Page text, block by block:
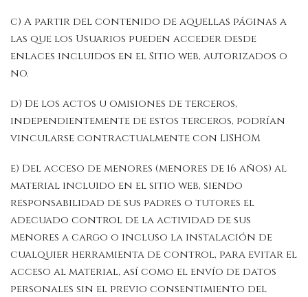
c) A partir del contenido de aquellas páginas a
las que los Usuarios pueden acceder desde
enlaces incluidos en el Sitio web, autorizados o
no.
d) De los actos u omisiones de terceros,
independientemente de estos terceros, podrían
vincularse contractualmente con LISHOM
e) Del acceso de menores (menores de 16 años) al
material incluido en el sitio web, siendo
responsabilidad de sus padres o tutores el
adecuado control de la actividad de sus
menores a cargo o incluso la instalación de
cualquier herramienta de control, para evitar el
acceso al material, así como el envío de datos
personales sin el previo consentimiento del